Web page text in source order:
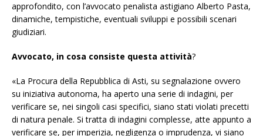
approfondito, con l’avvocato penalista astigiano Alberto Pasta,
dinamiche, tempistiche, eventuali sviluppi e possibili scenari
giudiziari.
Avvocato, in cosa consiste questa attività?
«La Procura della Repubblica di Asti, su segnalazione ovvero
su iniziativa autonoma, ha aperto una serie di indagini, per
verificare se, nei singoli casi specifici, siano stati violati precetti
di natura penale. Si tratta di indagini complesse, atte appunto a
verificare se, per imperizia, negligenza o imprudenza, vi siano